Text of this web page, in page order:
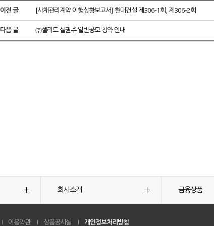
이전 글 [사채관리계약 이행상황보고서] 현대건설 제306-1회, 제306-2회
다음 글 ㈜셀리드 실권주 일반공모 청약 안내
회사소개 금융상품
이용약관 상품공시실 개인정보처리방침